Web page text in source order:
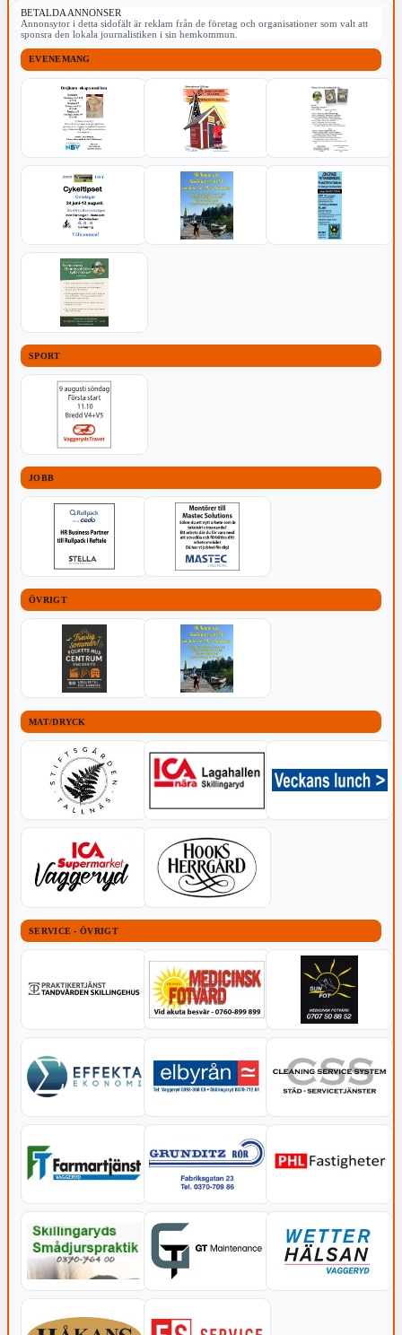
BETALDA ANNONSER
Annonsytor i detta sidofält är reklam från de företag och organisationer som valt att
sponsra den lokala journalistiken i sin hemkommun.
EVENEMANG
SPORT
JOBB
ÖVRIGT
MAT/DRYCK
SERVICE - ÖVRIGT